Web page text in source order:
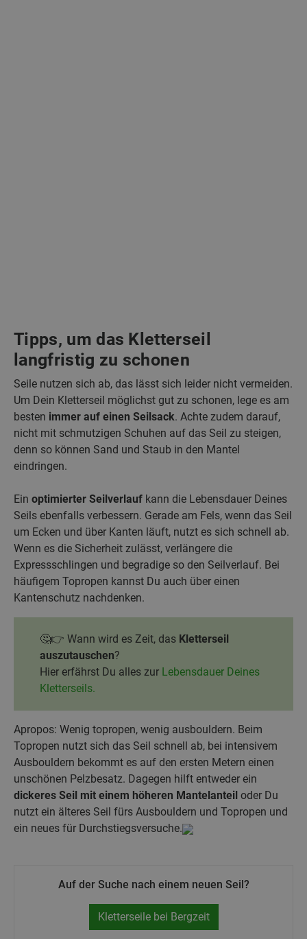
Tipps, um das Kletterseil
langfristig zu schonen
Seile nutzen sich ab, das lässt sich leider nicht vermeiden.
Um Dein Kletterseil möglichst gut zu schonen, lege es am
besten immer auf einen Seilsack. Achte zudem darauf,
nicht mit schmutzigen Schuhen auf das Seil zu steigen,
denn so können Sand und Staub in den Mantel
eindringen.
Ein optimierter Seilverlauf kann die Lebensdauer Deines
Seils ebenfalls verbessern. Gerade am Fels, wenn das Seil
um Ecken und über Kanten läuft, nutzt es sich schnell ab.
Wenn es die Sicherheit zulässt, verlängere die
Expressschlingen und begradige so den Seilverlauf. Bei
häufigem Topropen kannst Du auch über einen
Kantenschutz nachdenken.
🤔👉 Wann wird es Zeit, das Kletterseil
auszutauschen?
Hier erfährst Du alles zur Lebensdauer Deines
Kletterseils.
Apropos: Wenig topropen, wenig ausbouldern. Beim
Topropen nutzt sich das Seil schnell ab, bei intensivem
Ausbouldern bekommt es auf den ersten Metern einen
unschönen Pelzbesatz. Dagegen hilft entweder ein
dickeres Seil mit einem höheren Mantelanteil oder Du
nutzt ein älteres Seil fürs Ausbouldern und Topropen und
ein neues für Durchstiegsversuche.
Auf der Suche nach einem neuen Seil?
Kletterseile bei Bergzeit